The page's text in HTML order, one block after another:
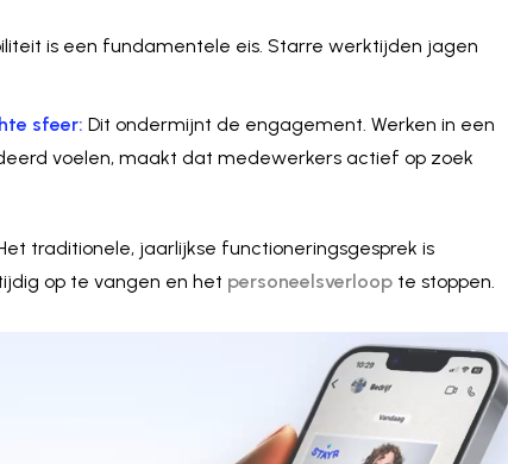
is een fundamentele eis. Starre werktijden jagen
sfeer: Dit ondermijnt de engagement. Werken in een
voelen, maakt dat medewerkers actief op zoek
traditionele, jaarlijkse functioneringsgesprek is
op te vangen en het personeelsverloop te stoppen.